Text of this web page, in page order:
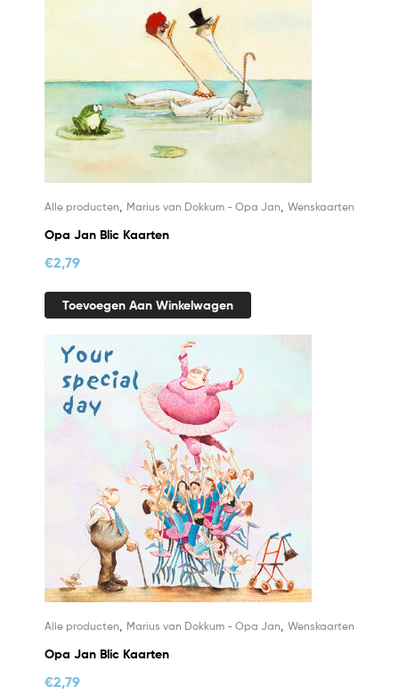
Alle producten Marius van Dokkum - Opa Jan Wenskaarten
Opa Jan Blic Kaarten
€2,79
Toevoegen Aan Winkelwagen
Alle producten Marius van Dokkum - Opa Jan Wenskaarten
Opa Jan Blic Kaarten
€2,79